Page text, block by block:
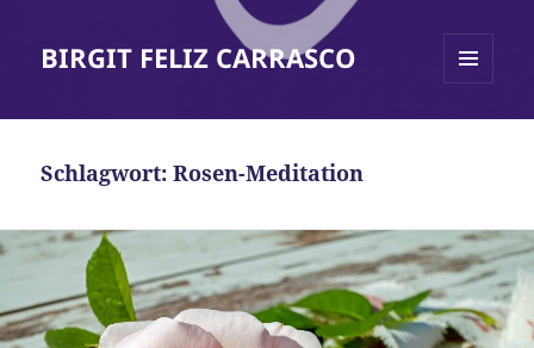
BIRGIT FELIZ CARRASCO
Schlagwort:Rosen-Meditation